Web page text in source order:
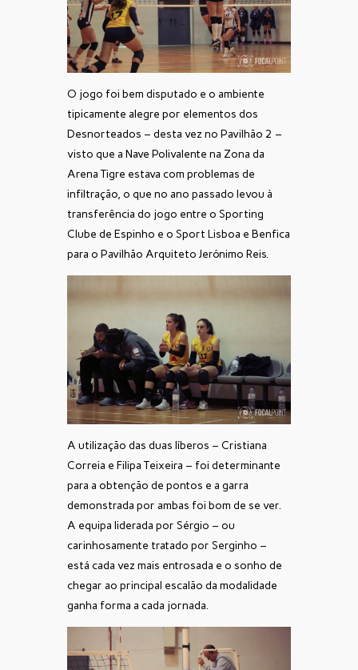
O jogo foi bem disputado e o ambiente
tipicamente alegre por elementos dos
Desnorteados – desta vez no Pavilhão 2 –
visto que a Nave Polivalente na Zona da
Arena Tigre estava com problemas de
infiltração, o que no ano passado levou à
transferência do jogo entre o Sporting
Clube de Espinho e o Sport Lisboa e Benfica
para o Pavilhão Arquiteto Jerónimo Reis.
A utilização das duas líberos – Cristiana
Correia e Filipa Teixeira – foi determinante
para a obtenção de pontos e a garra
demonstrada por ambas foi bom de se ver.
A equipa liderada por Sérgio – ou
carinhosamente tratado por Serginho –
está cada vez mais entrosada e o sonho de
chegar ao principal escalão da modalidade
ganha forma a cada jornada.